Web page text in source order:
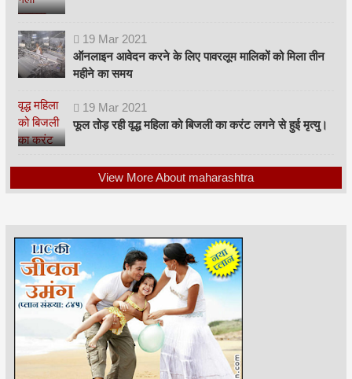
19 Mar 2021
ऑनलाइन आवेदन करने के लिए पावरलूम मालिकों को मिला तीन
महीने का समय
19 Mar 2021
फूल तोड़ रही वृद्ध महिला को बिजली का करंट लगने से हुई मृत्यु।
View More About maharashtra